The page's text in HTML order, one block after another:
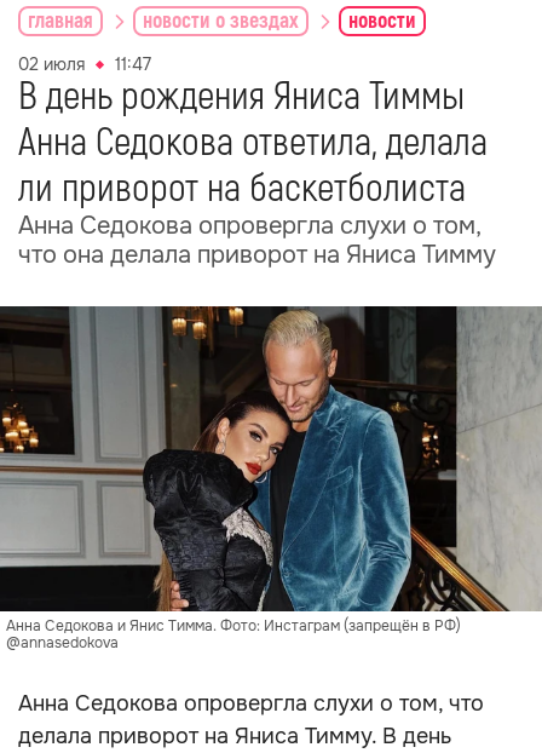
главная новости о звездах новости
02 июля 11:47
В день рождения Яниса Тиммы
Анна Седокова ответила, делала
ли приворот на баскетболиста
Анна Седокова опровергла слухи о том,
что она делала приворот на Яниса Тимму
Анна Седокова и Янис Тимма. Фото: Инстаграм (запрещён в РФ)
@annasedokova
Анна Седокова опровергла слухи о том, что
делала приворот на Яниса Тимму. В день